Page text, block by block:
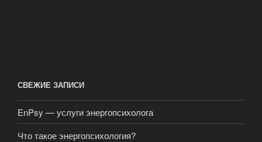
СВЕЖИЕ ЗАПИСИ
EnPsy — услуги энергопсихолога
Что такое энергопсихология?